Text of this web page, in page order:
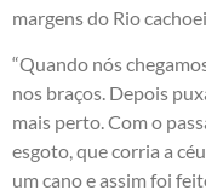
margens do Rio
“Quando nós
nos braços. Depois
mais perto. Com o
esgoto, que corria a
um cano e assim foi